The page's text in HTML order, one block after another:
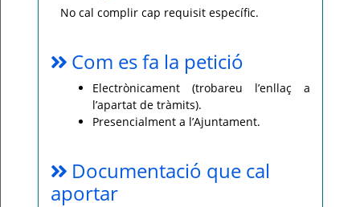
No cal complir cap requisit específic.
Com es fa la petició
Electrònicament (trobareu l’enllaç a
l’apartat de tràmits).
Presencialment a l’Ajuntament.
Documentació que cal
aportar